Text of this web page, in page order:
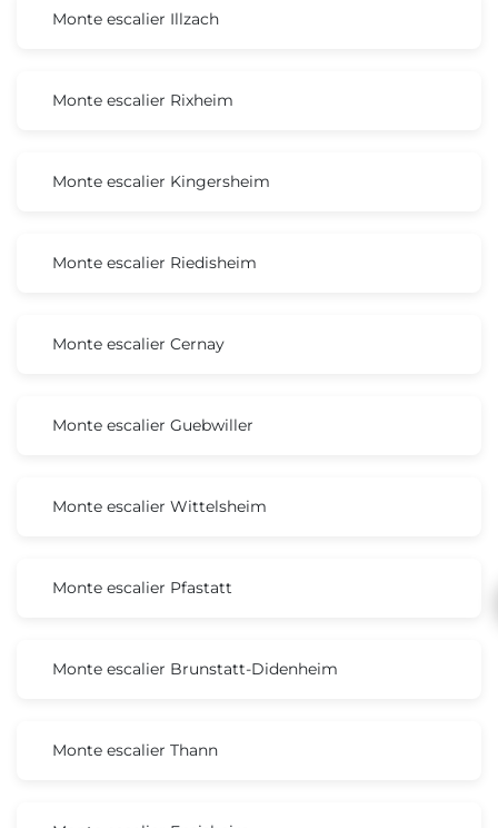
Monte escalier Illzach
Monte escalier Rixheim
Monte escalier Kingersheim
Monte escalier Riedisheim
Monte escalier Cernay
Monte escalier Guebwiller
Monte escalier Wittelsheim
Monte escalier Pfastatt
Monte escalier Brunstatt-Didenheim
Monte escalier Thann